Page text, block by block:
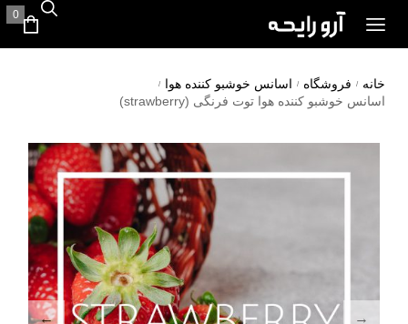
0
خانه / فروشگاه / اسانس خوشبو کننده هوا /
اسانس خوشبو کننده هوا توت فرنگی (strawberry)